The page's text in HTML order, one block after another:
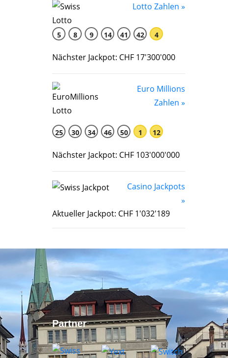
Lotto Zahlen »
5 8 9 14 41 42 4
Nächster Jackpot: CHF 17'300'000
Euro Millions
Zahlen »
25 30 34 46 50 1 12
Nächster Jackpot: CHF 103'000'000
Casino Jackpots
»
Aktueller Jackpot: CHF 1'032'189
Partner